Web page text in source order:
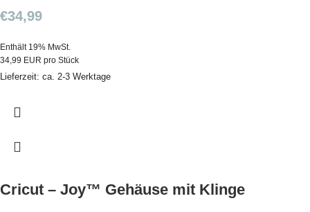
€34,99
Enthält 19% MwSt.
34,99 EUR pro Stück
Lieferzeit: ca. 2-3 Werktage
Cricut – Joy™ Gehäuse mit Klinge